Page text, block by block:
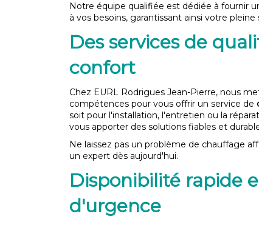
Notre équipe qualifiée est dédiée à fournir
à vos besoins, garantissant ainsi votre pleine
Des services de
confort
Chez EURL Rodrigues Jean-Pierre, nous
compétences pour vous offrir un service de
soit pour l'installation, l'entretien ou la
vous apporter des solutions fiables et
Ne laissez pas un problème de chauffage
un expert dès aujourd'hui.
Disponibilité rapide
d'urgence